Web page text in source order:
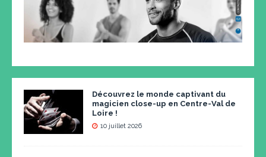
Découvrez le monde captivant du
magicien close-up en Centre-Val de
Loire !
10 juillet 2026